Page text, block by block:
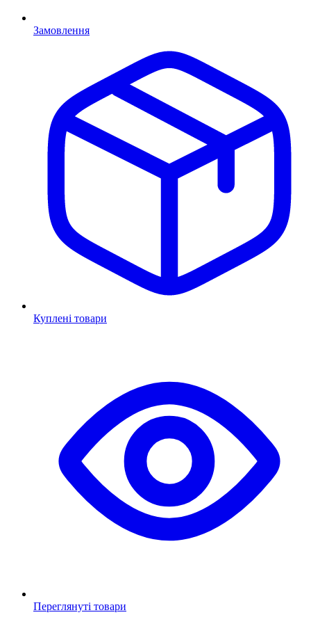
Замовлення
Куплені товари
Переглянуті товари